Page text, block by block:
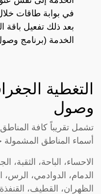
في بوابة طاقات
بعد ذلك تفعيل
الخدمة (برنامج
التغطية
وصول
تشمل تقريباً كافة
أسماء المناطق المشمولة
الاحساء، الباحة، الثقبة،
الدمام، الدوادمي، الرس،
الظهران، القطيف،